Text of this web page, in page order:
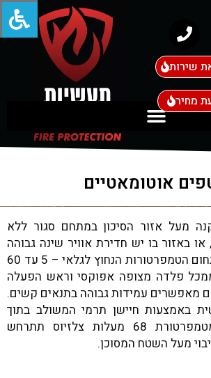
שירות
מחיר
אוטומאטיים
מעל אזור הסיכון במתחם סגור ללא
או באזור בו יש חדירת אוויר שינה גבוהה
מ- 0.5 מ' לשנייה. תחום הטמפרטורות הנחוץ לגלאי – 5 עד 60
פלדה מצופה אפוקסי וראש הפעלה
מאפשרים עמידות גבוהה בתנאים קשים.
באמצעות חיישן תרמי המשולב בתוך
. החל מטמפרטורת 68 מעלות צלזיוס תתרחש
מעל השטח המסוכן.